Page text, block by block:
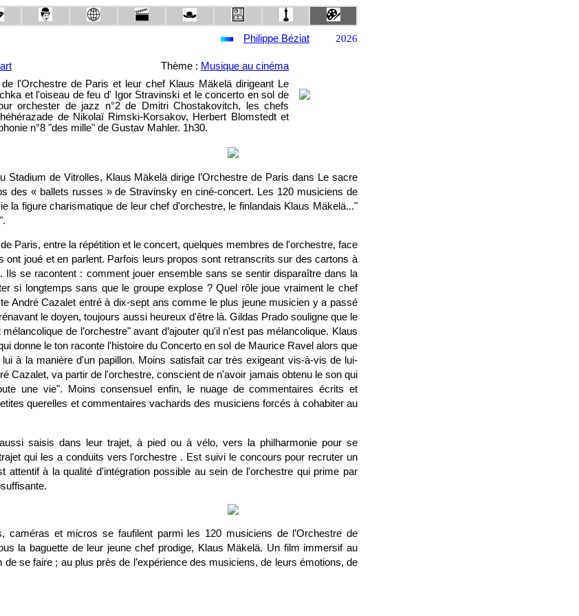
Philippe Béziat 2026
Thème : Musique au cinéma
l'Orchestre de Paris et leur chef Klaus Mäkelä dirigeant Le
et l'oiseau de feu d' Igor Stravinski et le concerto en sol de
orchester de jazz n°2 de Dmitri Chostakovitch, les chefs
de Nikolaï Rimski-Korsakov, Herbert Blomstedt et
n°8 "des mille" de Gustav Mahler. 1h30.
Stadium de Vitrolles, Klaus Mäkelä dirige l’Orchestre de Paris dans Le sacre
des « ballets russes » de Stravinsky en ciné-concert. Les 120 musiciens de
la figure charismatique de leur chef d'orchestre, le finlandais Klaus Mäkelä..."
Paris, entre la répétition et le concert, quelques membres de l'orchestre, face
ont joué et en parlent. Parfois leurs propos sont retranscrits sur des cartons à
Ils se racontent : comment jouer ensemble sans se sentir disparaître dans la
si longtemps sans que le groupe explose ? Quel rôle joue vraiment le chef
André Cazalet entré à dix-sept ans comme le plus jeune musicien y a passé
le doyen, toujours aussi heureux d'être là. Gildas Prado souligne que le
de l’orchestre" avant d’ajouter qu'il n'est pas mélancolique. Klaus
donne le ton raconte l'histoire du Concerto en sol de Maurice Ravel alors que
lui à la manière d'un papillon. Moins satisfait car très exigeant vis-à-vis de lui-
Cazalet, va partir de l'orchestre, conscient de n'avoir jamais obtenu le son qui
une vie". Moins consensuel enfin, le nuage de commentaires écrits et
querelles et commentaires vachards des musiciens forcés à cohabiter au
saisis dans leur trajet, à pied ou à vélo, vers la philharmonie pour se
qui les a conduits vers l'orchestre . Est suivi le concours pour recruter un
attentif à la qualité d'intégration possible au sein de l'orchestre qui prime par
caméras et micros se faufilent parmi les 120 musiciens de l’Orchestre de
la baguette de leur jeune chef prodige, Klaus Mäkelä. Un film immersif au
se faire ; au plus près de l’expérience des musiciens, de leurs émotions, de